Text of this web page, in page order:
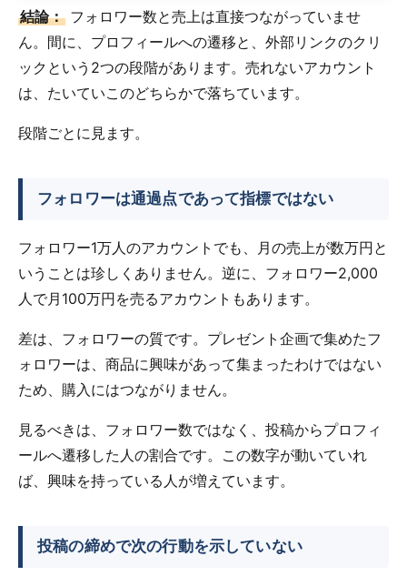
結論： フォロワー数と売上は直接つながっていませ
ん。間に、プロフィールへの遷移と、外部リンクのクリ
ックという2つの段階があります。売れないアカウント
は、たいていこのどちらかで落ちています。
段階ごとに見ます。
フォロワーは通過点であって指標ではない
フォロワー1万人のアカウントでも、月の売上が数万円と
いうことは珍しくありません。逆に、フォロワー2,000
人で月100万円を売るアカウントもあります。
差は、フォロワーの質です。プレゼント企画で集めたフ
ォロワーは、商品に興味があって集まったわけではない
ため、購入にはつながりません。
見るべきは、フォロワー数ではなく、投稿からプロフィ
ールへ遷移した人の割合です。この数字が動いていれ
ば、興味を持っている人が増えています。
投稿の締めで次の行動を示していない